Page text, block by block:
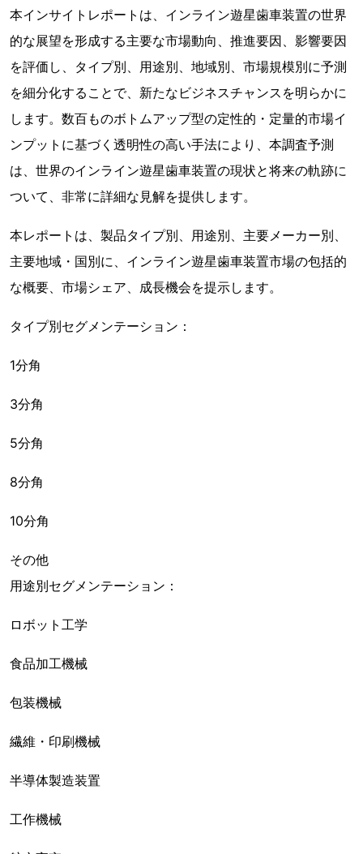
本インサイトレポートは、インライン遊星歯車装置の世界
的な展望を形成する主要な市場動向、推進要因、影響要因
を評価し、タイプ別、用途別、地域別、市場規模別に予測
を細分化することで、新たなビジネスチャンスを明らかに
します。数百ものボトムアップ型の定性的・定量的市場イ
ンプットに基づく透明性の高い手法により、本調査予測
は、世界のインライン遊星歯車装置の現状と将来の軌跡に
ついて、非常に詳細な見解を提供します。
本レポートは、製品タイプ別、用途別、主要メーカー別、
主要地域・国別に、インライン遊星歯車装置市場の包括的
な概要、市場シェア、成長機会を提示します。
タイプ別セグメンテーション：
1分角
3分角
5分角
8分角
10分角
その他
用途別セグメンテーション：
ロボット工学
食品加工機械
包装機械
繊維・印刷機械
半導体製造装置
工作機械